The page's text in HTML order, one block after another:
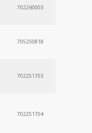
702260003
705250818
702251703
702251704